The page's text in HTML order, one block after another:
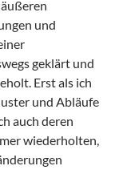
und
geklärt und
Erst als ich
und Abläufe
auch deren
wiederholten,